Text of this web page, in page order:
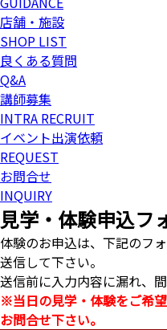
店舗・施設
SHOP LIST
良くある質問
Q&A
講師募集
INTRA RECRUIT
イベント出演依頼
REQUEST
お問合せ
INQUIRY
見学・体験申込フ
体験のお申込は、下記のフ
送信して下さい。
送信前に入力内容に漏れ、
※当日の見学・体験をご希
お問合せ下さい。